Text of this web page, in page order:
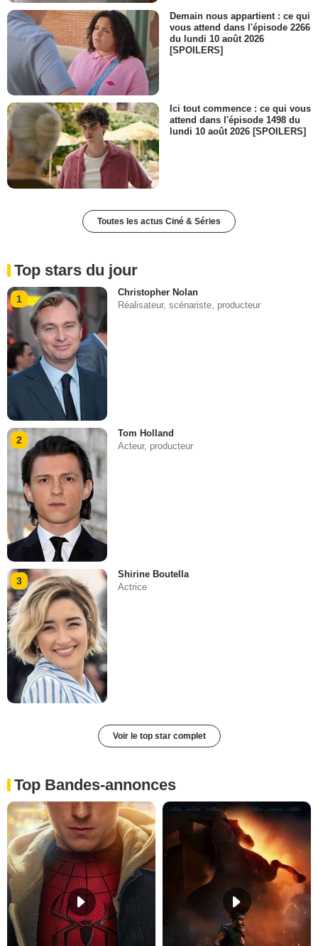
Demain nous appartient : ce qui
vous attend dans l'épisode 2266
du lundi 10 août 2026
[SPOILERS]
Ici tout commence : ce qui vous
attend dans l'épisode 1498 du
lundi 10 août 2026 [SPOILERS]
Toutes les actus Ciné & Séries
Top stars du jour
1
Christopher Nolan
Réalisateur, scénariste, producteur
2
Tom Holland
Acteur, producteur
3
Shirine Boutella
Actrice
Voir le top star complet
Top Bandes-annonces